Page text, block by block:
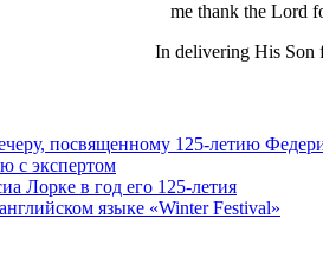
me thank the Lord
In delivering His Son
посвященному 125-летию
с экспертом
Лорке в год его 125-летия
языке «Winter Festival»